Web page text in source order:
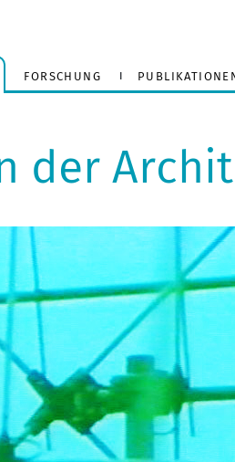
FORSCHUNG
der